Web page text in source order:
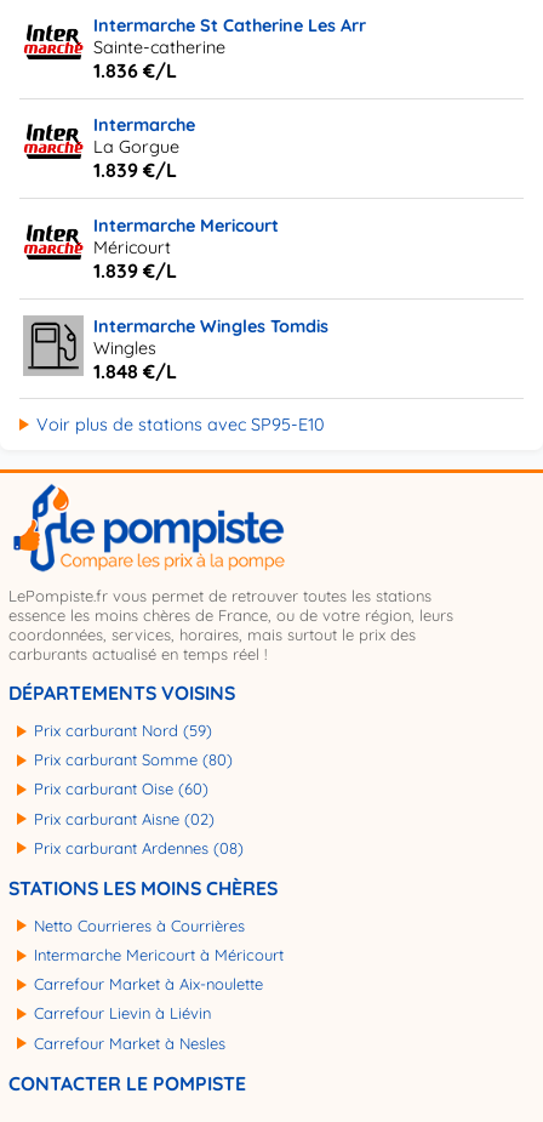
Intermarche St Catherine Les Arr
Sainte-catherine
1.836 €/L
Intermarche
La Gorgue
1.839 €/L
Intermarche Mericourt
Méricourt
1.839 €/L
Intermarche Wingles Tomdis
Wingles
1.848 €/L
Voir plus de stations avec SP95-E10
LePompiste.fr vous permet de retrouver toutes les stations
essence les moins chères de France, ou de votre région, leurs
coordonnées, services, horaires, mais surtout le prix des
carburants actualisé en temps réel !
DÉPARTEMENTS VOISINS
Prix carburant Nord (59)
Prix carburant Somme (80)
Prix carburant Oise (60)
Prix carburant Aisne (02)
Prix carburant Ardennes (08)
STATIONS LES MOINS CHÈRES
Netto Courrieres à Courrières
Intermarche Mericourt à Méricourt
Carrefour Market à Aix-noulette
Carrefour Lievin à Liévin
Carrefour Market à Nesles
CONTACTER LE POMPISTE